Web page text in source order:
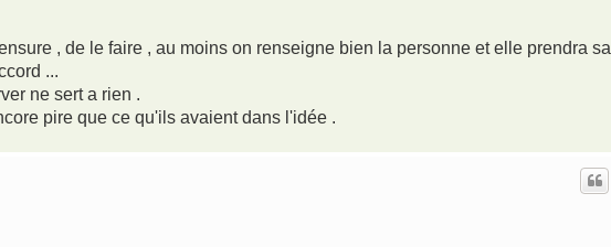
, de le faire , au moins on renseigne bien la personne et elle prendra sa
...
ne sert a rien .
pire que ce qu'ils avaient dans l'idée .